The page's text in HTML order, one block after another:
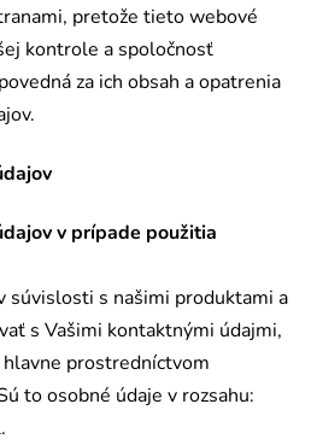
pretože tieto webové
kontrole a spoločnosť
za ich obsah a opatrenia
v prípade použitia
súvislosti s našimi produktami a
s Vašimi kontaktnými údajmi,
prostredníctvom
to osobné údaje v rozsahu: